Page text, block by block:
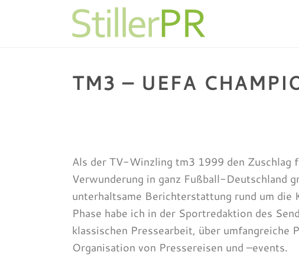
TM3 – UEFA
Als der TV-Winzling tm3 1999 den Zuschlag
Verwunderung in ganz Fußball-Deutschland
unterhaltsame Berichterstattung rund um die
Phase habe ich in der Sportredaktion des
klassischen Pressearbeit, über
Organisation von Pressereisen und –events.